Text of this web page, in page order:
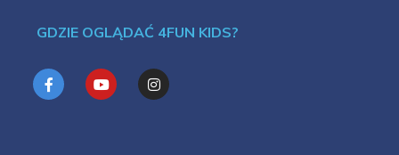
GDZIE OGLĄDAĆ 4FUN KIDS?